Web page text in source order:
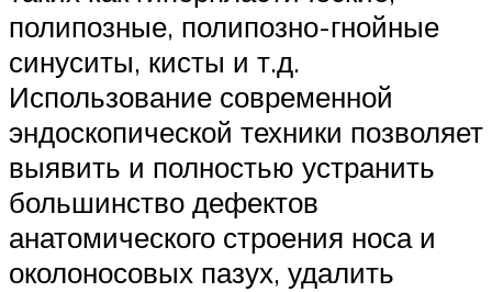
полипозные, полипозно-гнойные
синуситы, кисты и т.д.
Использование современной
эндоскопической техники позволяет
выявить и полностью устранить
большинство дефектов
анатомического строения носа и
околоносовых пазух, удалить